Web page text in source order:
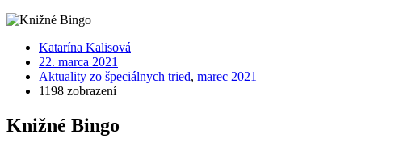
Katarína Kalisová
22. marca 2021
Aktuality zo špeciálnych tried, marec 2021
1198 zobrazení
Knižné Bingo